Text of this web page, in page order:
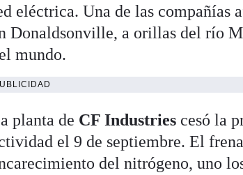
eléctrica. Una de las compañías
Donaldsonville, a orillas del río
mundo.
planta de CF Industriescesó la
el 9 de septiembre. El
del nitrógeno, uno